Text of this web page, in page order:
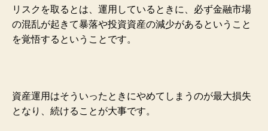
リスクを取るとは、運用しているときに、必ず金融市場
の混乱が起きて暴落や投資資産の減少があるということ
を覚悟するということです。
資産運用はそういったときにやめてしまうのが最大損失
となり、続けることが大事です。